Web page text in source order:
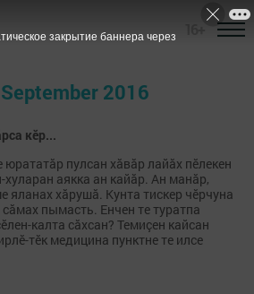
2016
кӗр...
пулсан хăвăр лайăх пӗлекен
аякка ан кайăр. Ан манăр,
яланах хăрушă. Кунта тискер чӗрчуна
пымасть. Енчен те туратпа
калта сăхсан? Темиçен кайсан
тӗк медицина пунктне те илсе
закрытие баннера через